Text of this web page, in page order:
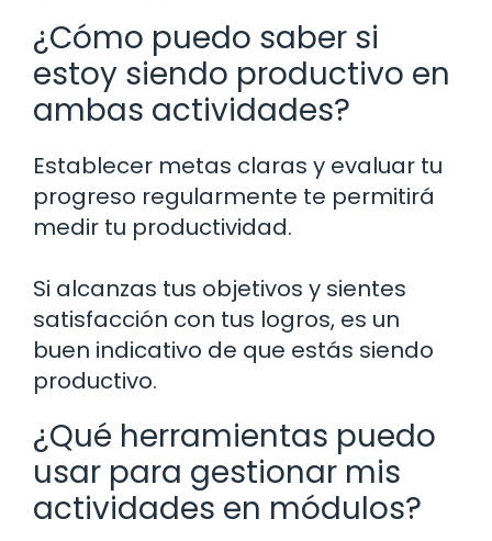
¿Cómo puedo saber si
estoy siendo productivo en
ambas actividades?
Establecer metas claras y evaluar tu
progreso regularmente te permitirá
medir tu productividad.
Si alcanzas tus objetivos y sientes
satisfacción con tus logros, es un
buen indicativo de que estás siendo
productivo.
¿Qué herramientas puedo
usar para gestionar mis
actividades en módulos?